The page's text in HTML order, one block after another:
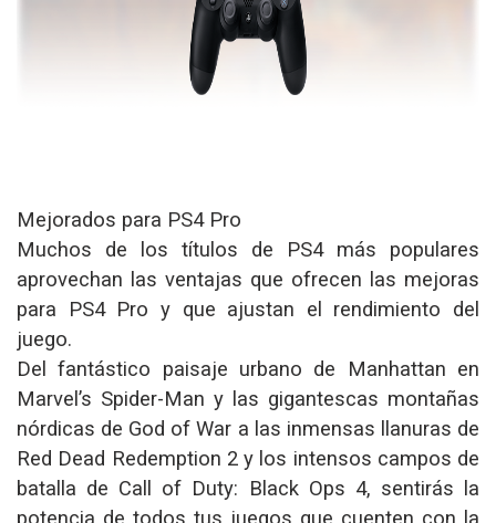
Mejorados para PS4 Pro
Muchos de los títulos de PS4 más populares
aprovechan las ventajas que ofrecen las mejoras
para PS4 Pro y que ajustan el rendimiento del
juego.
Del fantástico paisaje urbano de Manhattan en
Marvel’s Spider-Man y las gigantescas montañas
nórdicas de God of War a las inmensas llanuras de
Red Dead Redemption 2 y los intensos campos de
batalla de Call of Duty: Black Ops 4, sentirás la
potencia de todos tus juegos que cuenten con la